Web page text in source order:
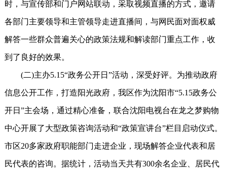
时，与宣传部和门户网站联动，采取视频直播的方式，邀请
各部门主要领导和主管领导走进直播间，与网民面对面权威
解答一些群众普遍关心的政策法规和解读部门重点工作，收
到了良好的效果。
(二)主办5.15“政务公开日”活动，深受好评。为推动政府
信息公开工作，打造阳光政府，我区作为沈阳市“5.15政务公
开日”主会场，通过精心准备，联合沈阳电视台在龙之梦购物
中心开展了大型政策咨询活动和“政策宣讲台”栏目启动仪式。
市区20多家政府职能部门走进企业，现场解答企业代表和居
民代表的咨询。据统计，活动当天共有300余名企业、居民代